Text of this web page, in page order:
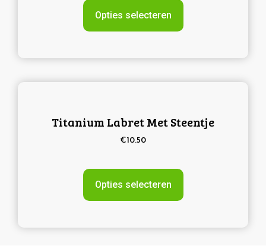
Opties selecteren
Titanium Labret Met Steentje
€10.50
Opties selecteren